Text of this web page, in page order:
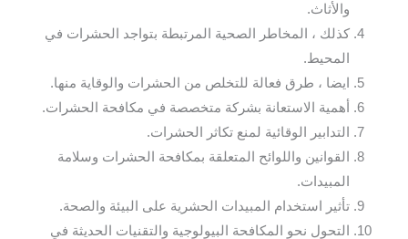
والأثاث.
كذلك ، المخاطر الصحية المرتبطة بتواجد الحشرات في
المحيط.
ايضا ، طرق فعالة للتخلص من الحشرات والوقاية منها.
أهمية الاستعانة بشركة متخصصة في مكافحة الحشرات.
التدابير الوقائية لمنع تكاثر الحشرات.
القوانين واللوائح المتعلقة بمكافحة الحشرات وسلامة
المبيدات.
تأثير استخدام المبيدات الحشرية على البيئة والصحة.
التحول نحو المكافحة البيولوجية والتقنيات الحديثة في